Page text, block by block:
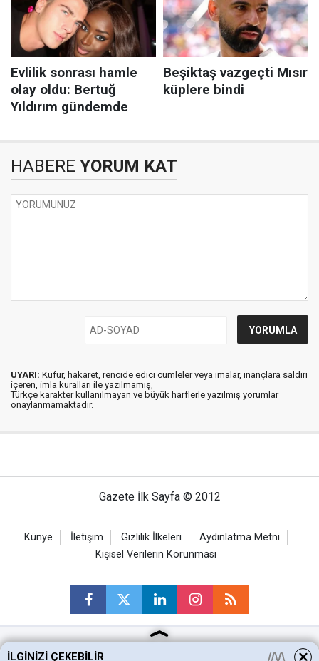
HABERE YORUM KAT
UYARI: Küfür, hakaret, rencide edici cümleler veya imalar, inançlara saldırı
içeren, imla kuralları ile yazılmamış,
Türkçe karakter kullanılmayan ve büyük harflerle yazılmış yorumlar
onaylanmamaktadır.
Gazete İlk Sayfa © 2012
Künye İletişim Gizlilik İlkeleri
Aydınlatma Metni
Kişisel Verilerin Korunması
İLGINIZI ÇEKEBILIR